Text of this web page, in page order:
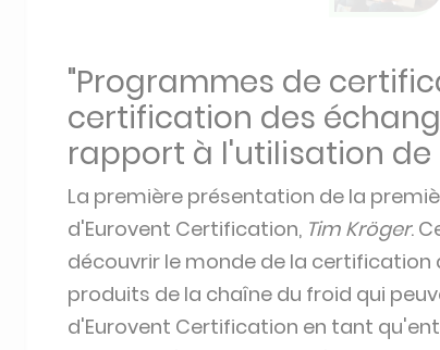
"Programmes de
certification des
rapport à l'utilisation
La première présentation de la
d'Eurovent Certification,Tim Kröger.
découvrir le monde de la
produits de la chaîne du froid qui
d'Eurovent Certification en tant
au sein de l'industrie, Tim s'est lancé
l'importance de certifier non